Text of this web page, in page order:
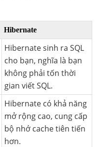
Hibernate
Hibernate sinh ra SQL
cho bạn, nghĩa là bạn
không phải tốn thời
gian viết SQL.
Hibernate có khả năng
mở rộng cao, cung cấp
bộ nhớ cache tiên tiến
hơn.